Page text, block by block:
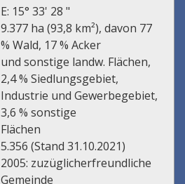
E: 15° 33' 28 "
9.377 ha (93,8 km²), davon 77
% Wald, 17 % Acker
und sonstige landw. Flächen,
2,4 % Siedlungsgebiet,
Industrie und Gewerbegebiet,
3,6 % sonstige
Flächen
5.356 (Stand 31.10.2021)
2005: zuzüglicherfreundliche
Gemeinde